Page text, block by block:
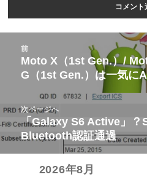
ゲ
ー
シ
前
前
の
稿:
Moto X（1st Gen.）/
G（1st Gen.）は一気に
次ページへ
次
の
投
「Galaxy S6 Active」？
Bluetooth認証通過
2026年8月